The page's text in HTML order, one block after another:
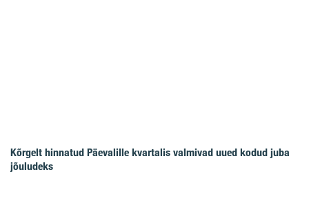
Kõrgelt hinnatud Päevalille kvartalis valmivad uued kodud juba
jõuludeks